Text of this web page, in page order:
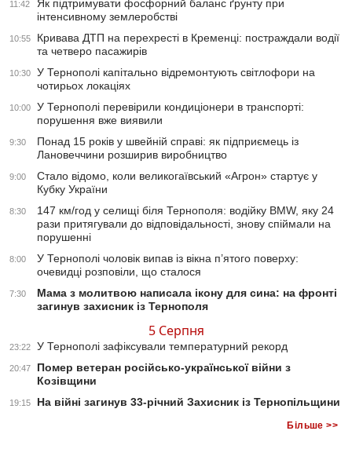
11:42
Як підтримувати фосфорний баланс ґрунту при
інтенсивному землеробстві
10:55
Кривава ДТП на перехресті в Кременці: постраждали водії
та четверо пасажирів
10:30
У Тернополі капітально відремонтують світлофори на
чотирьох локаціях
10:00
У Тернополі перевірили кондиціонери в транспорті:
порушення вже виявили
9:30
Понад 15 років у швейній справі: як підприємець із
Лановеччини розширив виробництво
9:00
Стало відомо, коли великогаївський «Агрон» стартує у
Кубку України
8:30
147 км/год у селищі біля Тернополя: водійку BMW, яку 24
рази притягували до відповідальності, знову спіймали на
порушенні
8:00
У Тернополі чоловік випав із вікна п’ятого поверху:
очевидці розповіли, що сталося
7:30
Мама з молитвою написала ікону для сина: на фронті
загинув захисник із Тернополя
5 Серпня
23:22 У Тернополі зафіксували температурний рекорд
20:47
Помер ветеран російсько-української війни з
Козівщини
19:15 На війні загинув 33-річний Захисник із Тернопільщини
Більше >>